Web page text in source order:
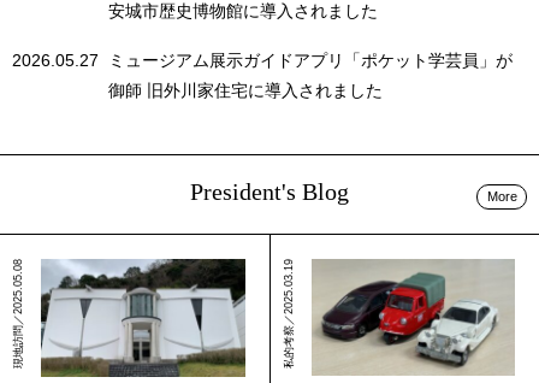
安城市歴史博物館に導入されました
2026.05.27
ミュージアム展示ガイドアプリ「ポケット学芸員」が
御師 旧外川家住宅に導入されました
President's Blog More
現地訪問／2025.05.08 私的考察／2025.03.19